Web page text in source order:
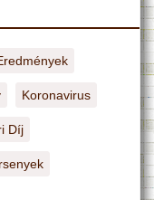
Koronavirus
Díj